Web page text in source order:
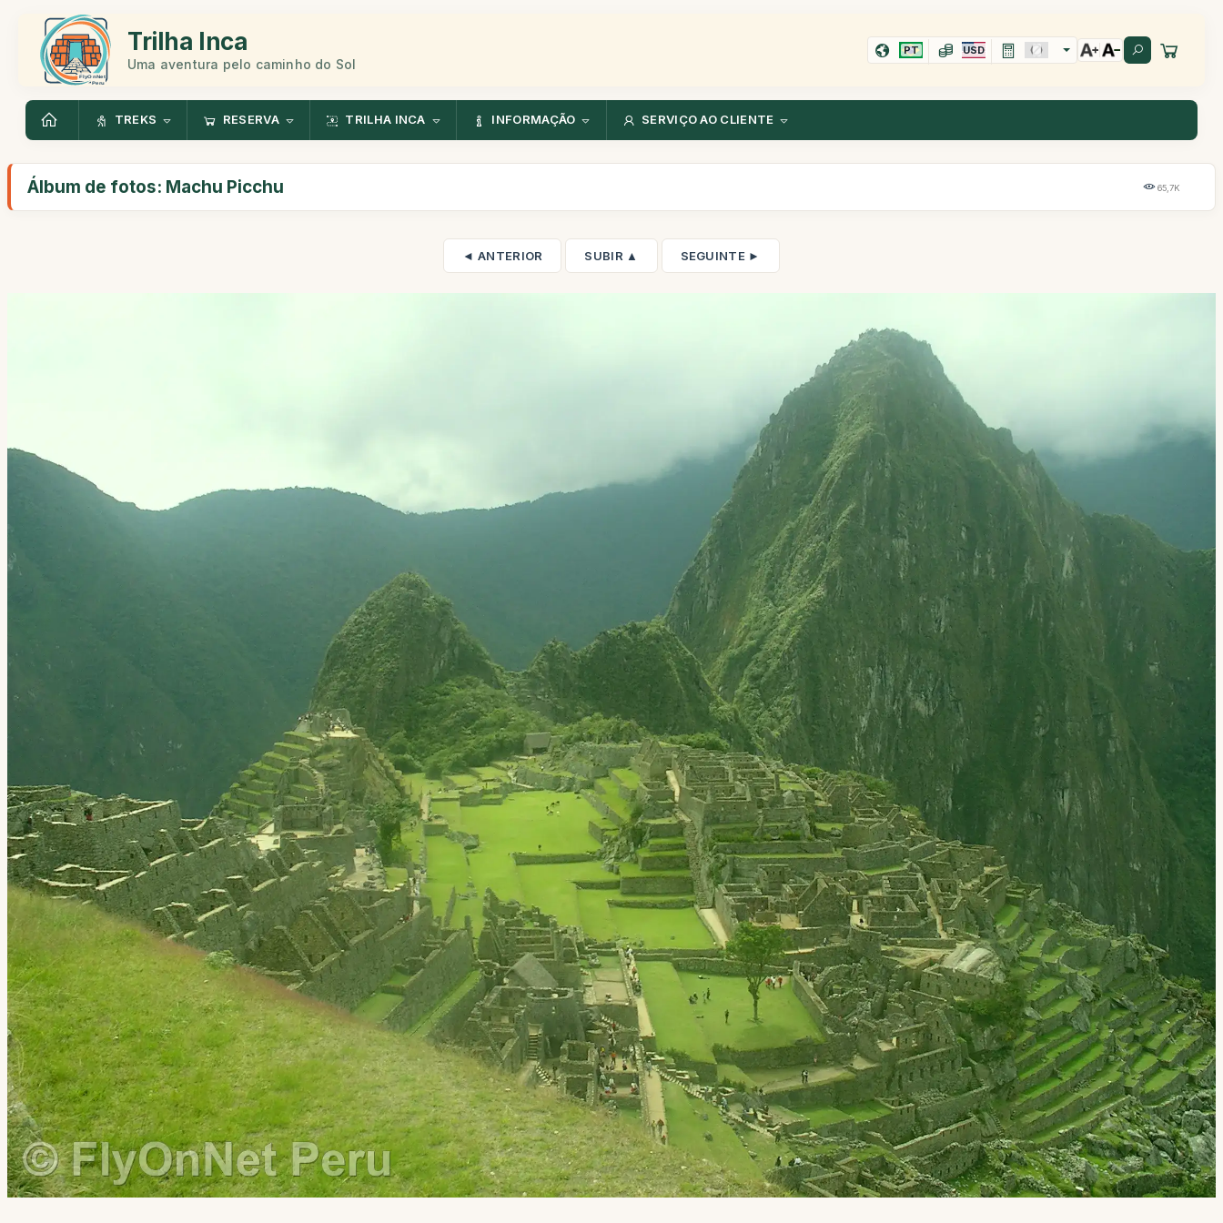
Trilha Inca
Uma aventura pelo caminho do Sol
PT USD
TREKS RESERVA TRILHA INCA INFORMAÇÃO SERVIÇO AO CLIENTE
Álbum de fotos: Machu Picchu 65,7K
◄ ANTERIOR SUBIR ▲ SEGUINTE ►